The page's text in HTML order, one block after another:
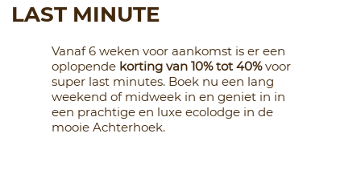
LAST MINUTE
Vanaf 6 weken voor aankomst is er een
oplopende korting van 10% tot 40%voor
super last minutes. Boek nu een lang
weekend of midweek in en geniet in in
een prachtige en luxe ecolodge in de
mooie Achterhoek.